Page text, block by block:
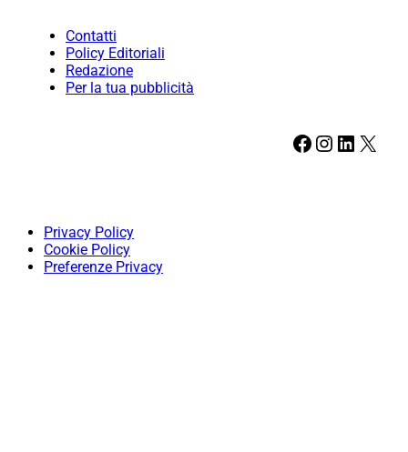
Contatti
Policy Editoriali
Redazione
Per la tua pubblicità
Facebook Instagram LinkedIn X
Privacy Policy
Cookie Policy
Preferenze Privacy